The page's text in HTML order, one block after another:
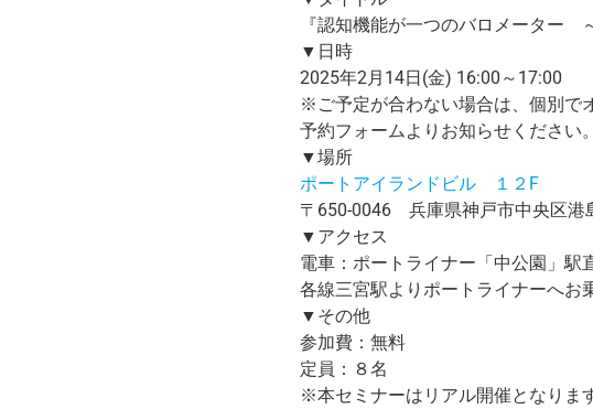
『認知機能が一つのバロメーター
▼日時
2025年2月14日(金) 16:00～17:00
※ご予定が合わない場合は、個別で
予約フォームよりお知らせください。
▼場所
ポートアイランドビル １２F
〒650-0046 兵庫県神戸市中央区港
▼アクセス
電車：ポートライナー「中公園」駅
各線三宮駅よりポートライナーへお
▼その他
参加費：無料
定員：８名
※本セミナーはリアル開催となりま